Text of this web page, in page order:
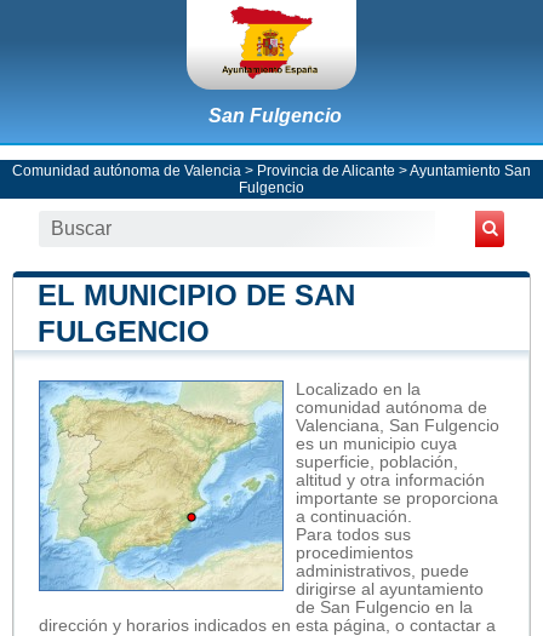
San Fulgencio
Comunidad autónoma de Valencia > Provincia de Alicante >Ayuntamiento San
Fulgencio
EL MUNICIPIO DE SAN
FULGENCIO
Localizado en la
comunidad autónoma de
Valenciana, San Fulgencio
es un municipio cuya
superficie, población,
altitud y otra información
importante se proporciona
a continuación.
Para todos sus
procedimientos
administrativos, puede
dirigirse al ayuntamiento
de San Fulgencio en la
dirección y horarios indicados en esta página, o contactar a